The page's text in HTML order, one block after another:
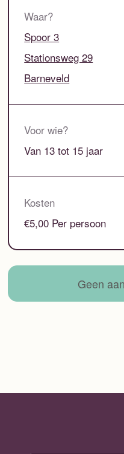
Waar?
Spoor 3
Stationsweg 29
Barneveld
Voor wie?
Van 13 tot 15 jaar
Kosten
€5,00 Per persoon
Geen